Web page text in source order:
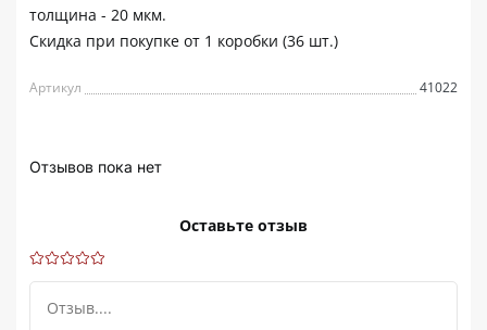
толщина - 20 мкм.
Скидка при покупке от 1 коробки (36 шт.)
Артикул 41022
Отзывов пока нет
Оставьте отзыв